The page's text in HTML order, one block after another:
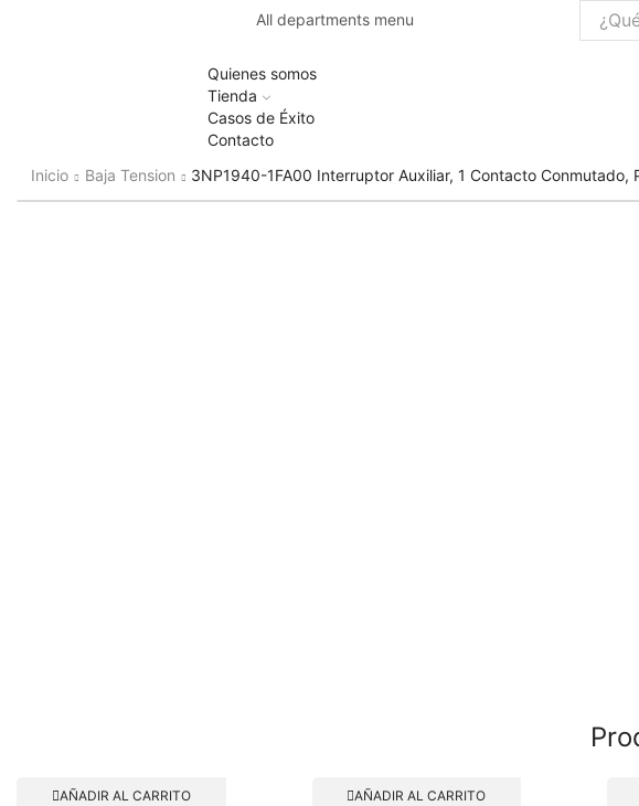
All departments menu
Quienes somos
Tienda
Casos de Éxito
Contacto
Inicio Baja Tension 3NP1940-1FA00 Interruptor Auxiliar, 1 Contacto Conmutado,
AÑADIR AL CARRITO AÑADIR AL CARRITO